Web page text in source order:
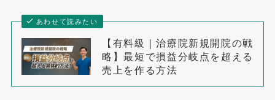
あわせて読みたい
【有料級｜治療院新規開院の戦
略】最短で損益分岐点を超える
売上を作る方法